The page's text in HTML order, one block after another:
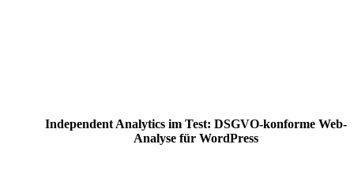
Independent Analytics im Test: DSGVO-konforme Web-
Analyse für WordPress